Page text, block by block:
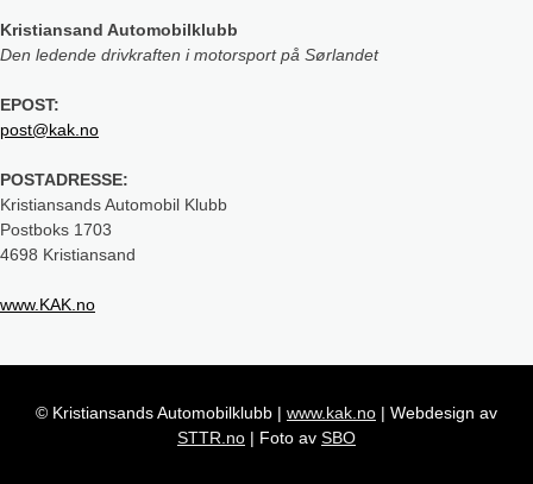
Kristiansand Automobilklubb
Den ledende drivkraften i motorsport på Sørlandet
EPOST:
post@kak.no
POSTADRESSE:
Kristiansands Automobil Klubb
Postboks 1703
4698 Kristiansand
www.KAK.no
© Kristiansands Automobilklubb | www.kak.no | Webdesign av
STTR.no | Foto av SBO